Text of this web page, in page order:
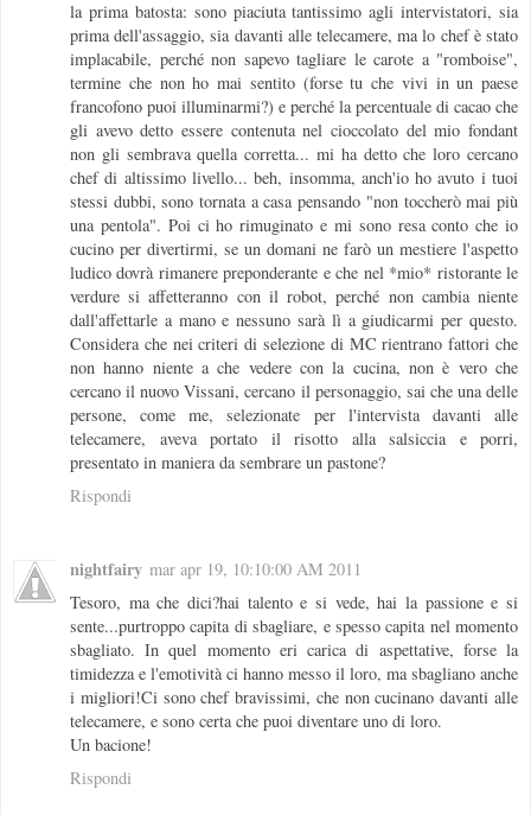
la prima batosta: sono piaciuta tantissimo agli intervistatori, sia
prima dell'assaggio, sia davanti alle telecamere, ma lo chef è stato
implacabile, perché non sapevo tagliare le carote a "romboise",
termine che non ho mai sentito (forse tu che vivi in un paese
francofono puoi illuminarmi?) e perché la percentuale di cacao che
gli avevo detto essere contenuta nel cioccolato del mio fondant
non gli sembrava quella corretta... mi ha detto che loro cercano
chef di altissimo livello... beh, insomma, anch'io ho avuto i tuoi
stessi dubbi, sono tornata a casa pensando "non toccherò mai più
una pentola". Poi ci ho rimuginato e mi sono resa conto che io
cucino per divertirmi, se un domani ne farò un mestiere l'aspetto
ludico dovrà rimanere preponderante e che nel *mio* ristorante le
verdure si affetteranno con il robot, perché non cambia niente
dall'affettarle a mano e nessuno sarà lì a giudicarmi per questo.
Considera che nei criteri di selezione di MC rientrano fattori che
non hanno niente a che vedere con la cucina, non è vero che
cercano il nuovo Vissani, cercano il personaggio, sai che una delle
persone, come me, selezionate per l'intervista davanti alle
telecamere, aveva portato il risotto alla salsiccia e porri,
presentato in maniera da sembrare un pastone?
Rispondi
nightfairy mar apr 19, 10:10:00 AM 2011
Tesoro, ma che dici?hai talento e si vede, hai la passione e si
sente...purtroppo capita di sbagliare, e spesso capita nel momento
sbagliato. In quel momento eri carica di aspettative, forse la
timidezza e l'emotività ci hanno messo il loro, ma sbagliano anche
i migliori!Ci sono chef bravissimi, che non cucinano davanti alle
telecamere, e sono certa che puoi diventare uno di loro.
Un bacione!
Rispondi